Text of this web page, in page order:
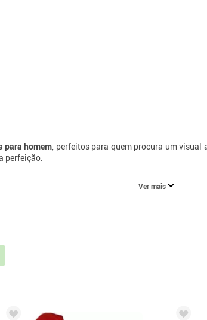
para homem, perfeitos para quem procura um
perfeição.
Ver mais